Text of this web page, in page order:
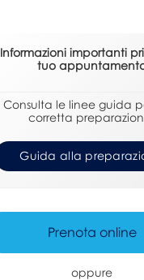
Informazioni importanti
tuo
Consulta le linee guida
corretta
Guida alla
Prenota online
oppure